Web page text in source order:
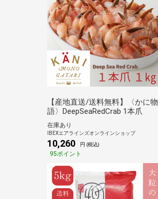
【産地直送/送料無料】〈かに物
語〉DeepSeaRedCrab 1本爪
在庫あり
IBEXエアラインズオンラインショップ
10,260 円 (税込)
95ポイント